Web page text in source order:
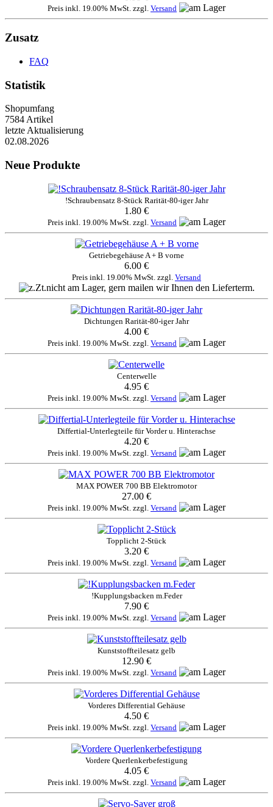
Preis inkl. 19.00% MwSt. zzgl. Versand
Zusatz
FAQ
Statistik
Shopumfang
7584 Artikel
letzte Aktualisierung
02.08.2026
Neue Produkte
!Schraubensatz 8-Stück Rarität-80-iger Jahr
1.80 €
Preis inkl. 19.00% MwSt. zzgl. Versand
Getriebegehäuse A + B vorne
6.00 €
Preis inkl. 19.00% MwSt. zzgl. Versand
Dichtungen Rarität-80-iger Jahr
4.00 €
Preis inkl. 19.00% MwSt. zzgl. Versand
Centerwelle
4.95 €
Preis inkl. 19.00% MwSt. zzgl. Versand
Differtial-Unterlegteile für Vorder u. Hinterachse
4.20 €
Preis inkl. 19.00% MwSt. zzgl. Versand
MAX POWER 700 BB Elektromotor
27.00 €
Preis inkl. 19.00% MwSt. zzgl. Versand
Topplicht 2-Stück
3.20 €
Preis inkl. 19.00% MwSt. zzgl. Versand
!Kupplungsbacken m.Feder
7.90 €
Preis inkl. 19.00% MwSt. zzgl. Versand
Kunststoffteilesatz gelb
12.90 €
Preis inkl. 19.00% MwSt. zzgl. Versand
Vorderes Differential Gehäuse
4.50 €
Preis inkl. 19.00% MwSt. zzgl. Versand
Vordere Querlenkerbefestigung
4.05 €
Preis inkl. 19.00% MwSt. zzgl. Versand